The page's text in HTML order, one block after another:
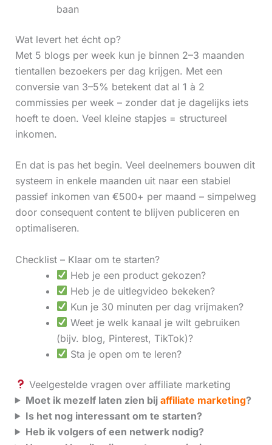
baan
Wat levert het écht op?
Met 5 blogs per week kun je binnen 2–3 maanden
tientallen bezoekers per dag krijgen. Met een
conversie van 3–5% betekent dat al 1 à 2
commissies per week – zonder dat je dagelijks iets
hoeft te doen. Veel kleine stapjes = structureel
inkomen.
En dat is pas het begin. Veel deelnemers bouwen dit
systeem in enkele maanden uit naar een stabiel
passief inkomen van €500+ per maand – simpelweg
door consequent content te blijven publiceren en
optimaliseren.
Checklist – Klaar om te starten?
Heb je een product gekozen?
Heb je de uitlegvideo bekeken?
Kun je 30 minuten per dag vrijmaken?
Weet je welk kanaal je wilt gebruiken
(bijv. blog, Pinterest, TikTok)?
Sta je open om te leren?
Veelgestelde vragen over affiliate marketing
Moet ik mezelf laten zien bij affiliate marketing?
Is het nog interessant om te starten?
Heb ik volgers of een netwerk nodig?